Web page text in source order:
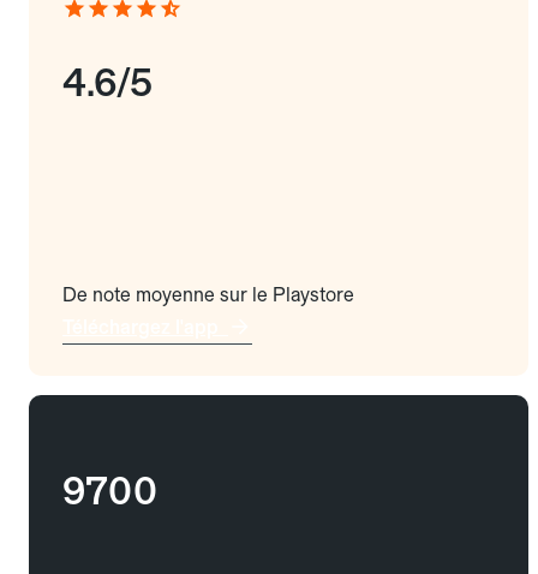
4.6/5
De note moyenne sur le Playstore
9700